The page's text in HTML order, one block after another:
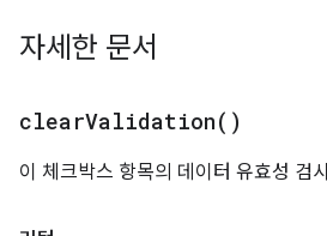
자세한 문서
clearValidation( )
이 체크박스 항목의 데이터 유효성 검